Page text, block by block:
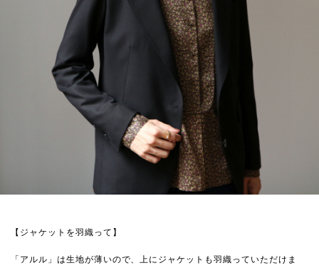
【ジャケットを羽織って】
「アルル」は生地が薄いので、上にジャケットも羽織っていただけま